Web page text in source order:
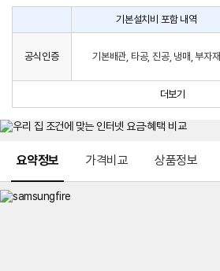
구
시
생
는
치
비
컨
설
기본설치비 포함 내역
공식인증 기본배관, 타공, 진공, 냉매, 부자재
더보기
요약정보 가격비교 상품정보